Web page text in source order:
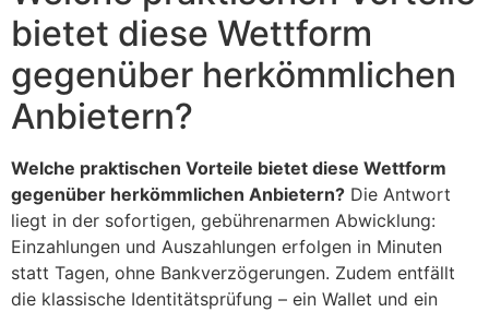
bietet diese Wettform
gegenüber herkömmlichen
Anbietern?
Welche praktischen Vorteile bietet diese Wettform
gegenüber herkömmlichen Anbietern? Die Antwort
liegt in der sofortigen, gebührenarmen Abwicklung:
Einzahlungen und Auszahlungen erfolgen in Minuten
statt Tagen, ohne Bankverzögerungen. Zudem entfällt
die klassische Identitätsprüfung – ein Wallet und ein